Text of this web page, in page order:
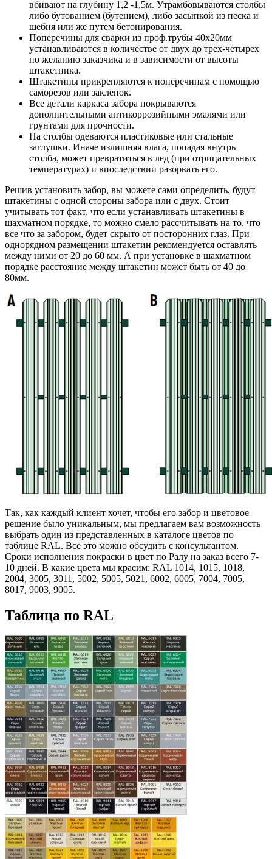
вбивают на глубину 1,2 -1,5м. Утрамбовываются столбы
либо бутованием (бутением), либо засыпкой из песка и
щебня или же путем бетонирования.
Поперечины для сварки из проф.трубы 40х20мм
устанавливаются в количестве от двух до трех-четырех
по желанию заказчика и в зависимости от высоты
штакетника.
Штакетины прикрепляются к поперечинам с помощью
саморезов или заклепок.
Все детали каркаса забора покрываются
дополнительными антикоррозийными эмалями или
грунтами для прочности.
На столбы одеваются пластиковые или стальные
заглушки. Иначе излишняя влага, попадая внутрь
столба, может превратиться в лед (при отрицательных
температурах) и впоследствии разорвать его.
Решив установить забор, вы можете сами определить, будут
штакетины с одной стороны забора или с двух. Стоит
учитывать тот факт, что если устанавливать штакетины в
шахматном порядке, то можно смело рассчитывать на то, что
все что за забором, будет скрыто от посторонних глаз. При
однорядном размещении штакетин рекомендуется оставлять
между ними от 20 до 60 мм. А при установке в шахматном
порядке расстояние между штакетин может быть от 40 до
80мм.
Так, как каждый клиент хочет, чтобы его забор и цветовое
решение было уникальным, мы предлагаем вам возможность
выбрать один из представленных в каталоге цветов по
таблице RAL. Все это можно обсудить с консультантом.
Сроки исполнения покраски в цвет по Ралу на заказ всего 7-
10 дней. В какие цвета мы красим: RAL 1014, 1015, 1018,
2004, 3005, 3011, 5002, 5005, 5021, 6002, 6005, 7004, 7005,
8017, 9003, 9005.
Таблица по RAL